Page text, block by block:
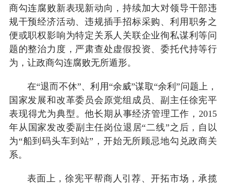
商勾连腐败新表现新动向，持续加大对领导干部违
规干预经济活动、违规插手招标采购、利用职务之
便或职权影响为特定关系人关联企业徇私谋利等问
题的整治力度，严肃查处虚假投资、委托代持等行
为，让政商勾连腐败无所遁形。
在“退而不休”、利用“余威”谋取“余利”问题上，
国家发展和改革委员会原党组成员、副主任徐宪平
表现得尤为典型。他长期从事经济管理工作，2015
年从国家发改委副主任岗位退居“二线”之后，自以
为“船到码头车到站”，开始无所顾忌地勾兑政商关
系。
表面上，徐宪平帮商人引荐、开拓市场，承揽